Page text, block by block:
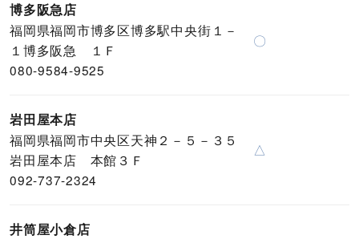
博多阪急店
福岡県福岡市博多区博多駅中央街１－
１博多阪急 １Ｆ
080-9584-9525
〇
岩田屋本店
福岡県福岡市中央区天神２－５－３５
岩田屋本店 本館３Ｆ
092-737-2324
△
井筒屋小倉店